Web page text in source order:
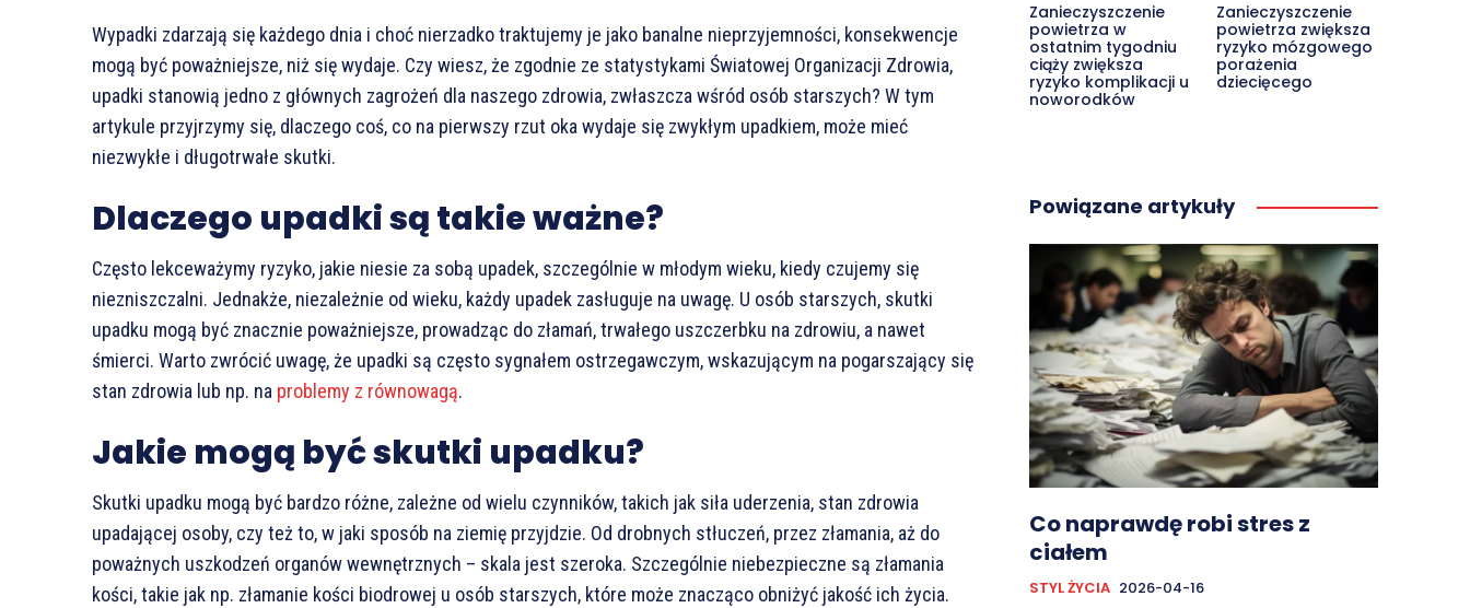
Wypadki zdarzają się każdego dnia i choć nierzadko traktujemy je jako banalne nieprzyjemności, konsekwencje
mogą być poważniejsze, niż się wydaje. Czy wiesz, że zgodnie ze statystykami Światowej Organizacji Zdrowia,
upadki stanowią jedno z głównych zagrożeń dla naszego zdrowia, zwłaszcza wśród osób starszych? W tym
artykule przyjrzymy się, dlaczego coś, co na pierwszy rzut oka wydaje się zwykłym upadkiem, może mieć
niezwykłe i długotrwałe skutki.
Dlaczego upadki są takie ważne?
Często lekceważymy ryzyko, jakie niesie za sobą upadek, szczególnie w młodym wieku, kiedy czujemy się
niezniszczalni. Jednakże, niezależnie od wieku, każdy upadek zasługuje na uwagę. U osób starszych, skutki
upadku mogą być znacznie poważniejsze, prowadząc do złamań, trwałego uszczerbku na zdrowiu, a nawet
śmierci. Warto zwrócić uwagę, że upadki są często sygnałem ostrzegawczym, wskazującym na pogarszający się
stan zdrowia lub np. na problemy z równowagą.
Jakie mogą być skutki upadku?
Skutki upadku mogą być bardzo różne, zależne od wielu czynników, takich jak siła uderzenia, stan zdrowia
upadającej osoby, czy też to, w jaki sposób na ziemię przyjdzie. Od drobnych stłuczeń, przez złamania, aż do
poważnych uszkodzeń organów wewnętrznych – skala jest szeroka. Szczególnie niebezpieczne są złamania
kości, takie jak np. złamanie kości biodrowej u osób starszych, które może znacząco obniżyć jakość ich życia.
Zanieczyszczenie
powietrza w
ostatnim tygodniu
ciąży zwiększa
ryzyko komplikacji u
noworodków
Zanieczyszczenie
powietrza zwiększa
ryzyko mózgowego
porażenia
dziecięcego
Powiązane artykuły
Co naprawdę robi stres z
ciałem
STYL ŻYCIA 2026-04-16